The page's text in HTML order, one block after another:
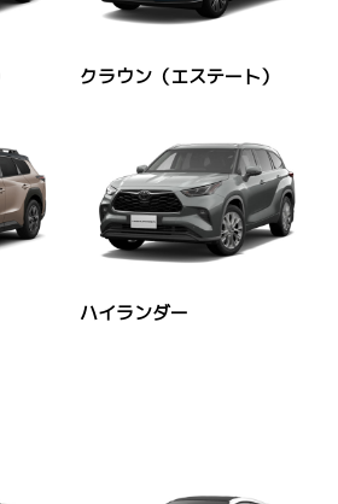
クラウン（エステート）
ハイランダー